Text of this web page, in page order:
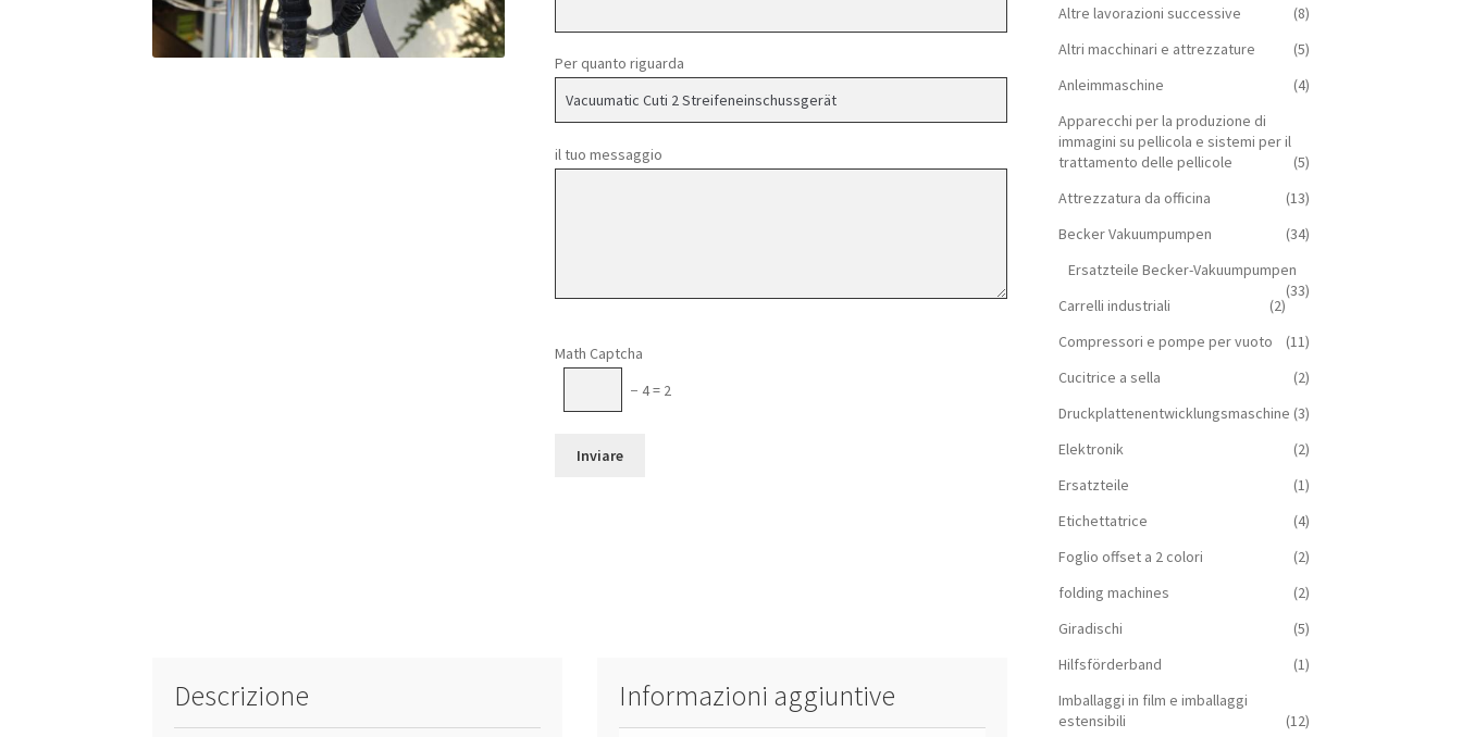
Per quanto riguarda
il tuo messaggio
Math Captcha
− 4 = 2
Descrizione Informazioni aggiuntive
Altre lavorazioni successive
(8)
Altri macchinari e attrezzature
(5)
Anleimmaschine
(4)
Apparecchi per la produzione di
immagini su pellicola e sistemi per il
trattamento delle pellicole
(5)
Attrezzatura da officina
(13)
Becker Vakuumpumpen
(34)
Ersatzteile Becker-Vakuumpumpen
(33)
Carrelli industriali
(2)
Compressori e pompe per vuoto
(11)
Cucitrice a sella
(2)
Druckplattenentwicklungsmaschine (3)
Elektronik
(2)
Ersatzteile
(1)
Etichettatrice
(4)
Foglio offset a 2 colori
(2)
folding machines
(2)
Giradischi
(5)
Hilfsförderband
(1)
Imballaggi in film e imballaggi
estensibili
(12)